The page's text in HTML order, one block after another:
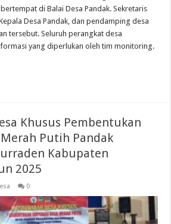
di Balai Desa Pandak. Sekretaris
Desa Pandak, dan pendamping desa
tersebut. Seluruh perangkat desa
yang diperlukan oleh tim monitoring.
Khusus Pembentukan
Putih Pandak
Kabupaten
2025
0